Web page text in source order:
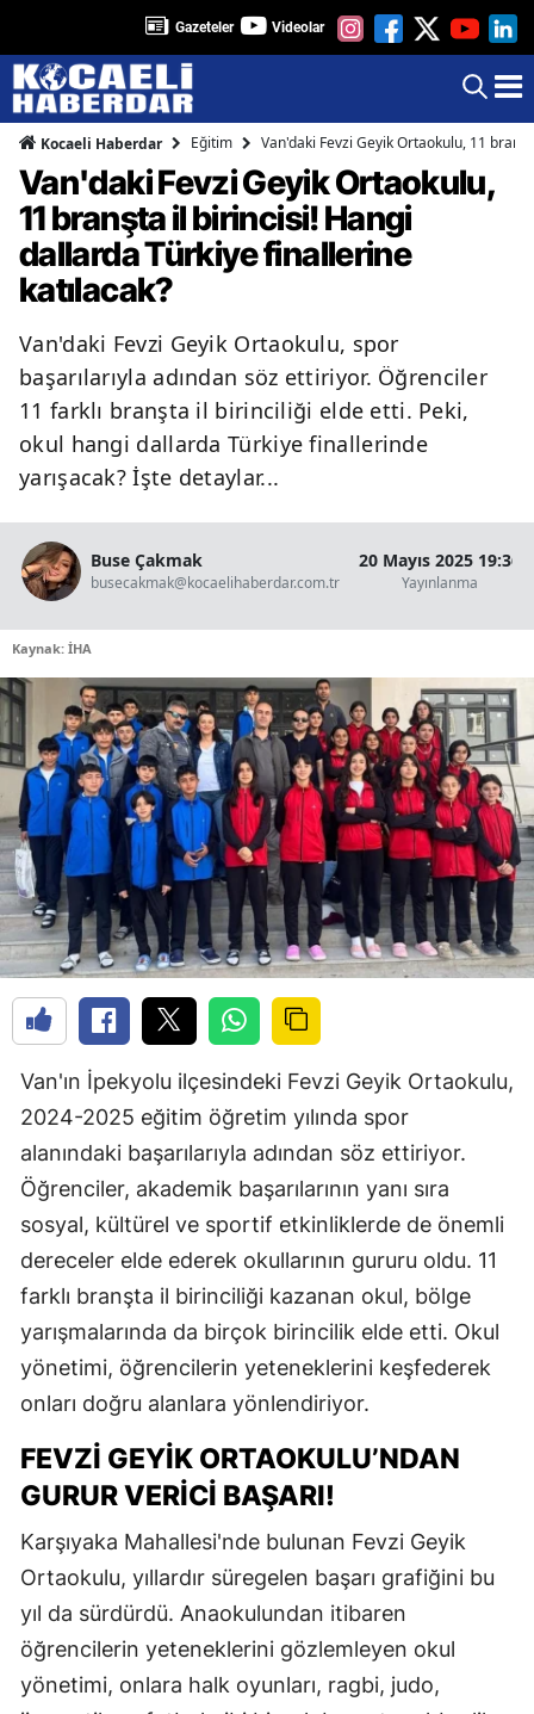
Gazeteler Videolar
Kocaeli Haberdar Eğitim Van'daki Fevzi Geyik Ortaokulu, 11
Van'daki Fevzi Geyik Ortaokulu,
11 branşta il birincisi! Hangi
dallarda Türkiye finallerine
katılacak?
Van'daki Fevzi Geyik Ortaokulu, spor
başarılarıyla adından söz ettiriyor. Öğrenciler
11 farklı branşta il birinciliği elde etti. Peki,
okul hangi dallarda Türkiye finallerinde
yarışacak? İşte detaylar...
Buse Çakmak
busecakmak@kocaelihaberdar.com.tr
20 Mayıs 2025 19:36
Yayınlanma
Kaynak: İHA
Van'ın İpekyolu ilçesindeki Fevzi Geyik Ortaokulu,
2024-2025 eğitim öğretim yılında spor
alanındaki başarılarıyla adından söz ettiriyor.
Öğrenciler, akademik başarılarının yanı sıra
sosyal, kültürel ve sportif etkinliklerde de önemli
dereceler elde ederek okullarının gururu oldu. 11
farklı branşta il birinciliği kazanan okul, bölge
yarışmalarında da birçok birincilik elde etti. Okul
yönetimi, öğrencilerin yeteneklerini keşfederek
onları doğru alanlara yönlendiriyor.
FEVZI GEYIK ORTAOKULU’NDAN
GURUR VERICI BAŞARI!
Karşıyaka Mahallesi'nde bulunan Fevzi Geyik
Ortaokulu, yıllardır süregelen başarı grafiğini bu
yıl da sürdürdü. Anaokulundan itibaren
öğrencilerin yeteneklerini gözlemleyen okul
yönetimi, onlara halk oyunları, ragbi, judo,